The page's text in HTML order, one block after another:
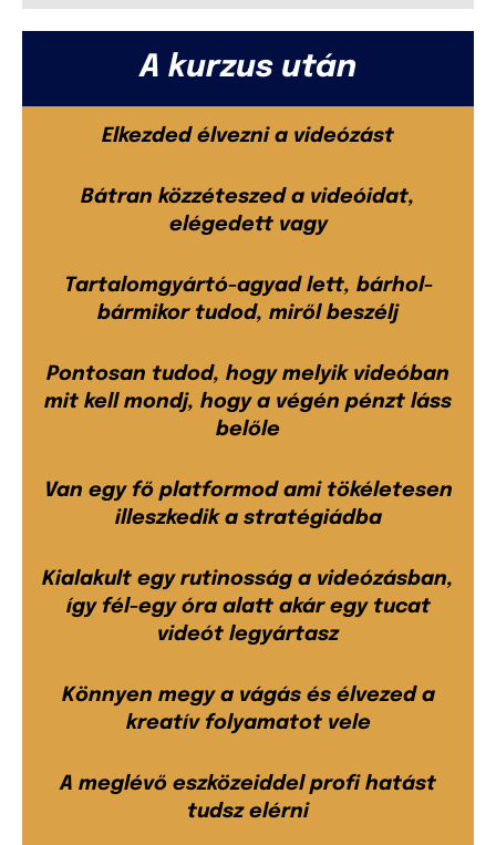
A kurzus után
Elkezded élvezni a videózást
Bátran közzéteszed a videóidat,
elégedett vagy
Tartalomgyártó-agyad lett, bárhol-
bármikor tudod, miről beszélj
Pontosan tudod, hogy melyik videóban
mit kell mondj, hogy a végén pénzt láss
belőle
Van egy fő platformod ami tökéletesen
illeszkedik a stratégiádba
Kialakult egy rutinosság a videózásban,
így fél-egy óra alatt akár egy tucat
videót legyártasz
Könnyen megy a vágás és élvezed a
kreatív folyamatot vele
A meglévő eszközeiddel profi hatást
tudsz elérni